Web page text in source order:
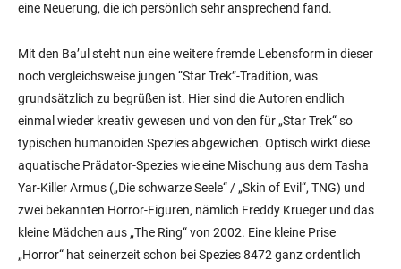
eine Neuerung, die ich persönlich sehr ansprechend fand.
Mit den Ba’ul steht nun eine weitere fremde Lebensform in dieser
noch vergleichsweise jungen “Star Trek”-Tradition, was
grundsätzlich zu begrüßen ist. Hier sind die Autoren endlich
einmal wieder kreativ gewesen und von den für „Star Trek“ so
typischen humanoiden Spezies abgewichen. Optisch wirkt diese
aquatische Prädator-Spezies wie eine Mischung aus dem Tasha
Yar-Killer Armus („Die schwarze Seele“ / „Skin of Evil“, TNG) und
zwei bekannten Horror-Figuren, nämlich Freddy Krueger und das
kleine Mädchen aus „The Ring“ von 2002. Eine kleine Prise
„Horror“ hat seinerzeit schon bei Spezies 8472 ganz ordentlich